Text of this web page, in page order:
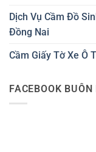
Dịch Vụ Cầm Đồ
Đồng Nai
Cầm Giấy Tờ Xe Ô
FACEBOOK